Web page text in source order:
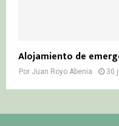
Alojamiento de
Por Juan Royo Abenia 30